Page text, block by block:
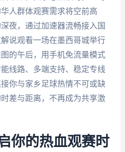
人群体观赛需求将空前高
夜，通过加速器流畅接入国
说观看一场在墨西哥城举行
的午后，用手机免流量模式
线路、多端支持、稳定专线
你与家乡足球热情不可或缺
差与距离，不再成为共享激
你的热血观赛时